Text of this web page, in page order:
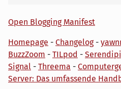
Open Blogging Manifest
Homepage - Changelog-
BuzzZoom - TILpod -
Signal - Threema -
Server: Das umfassende